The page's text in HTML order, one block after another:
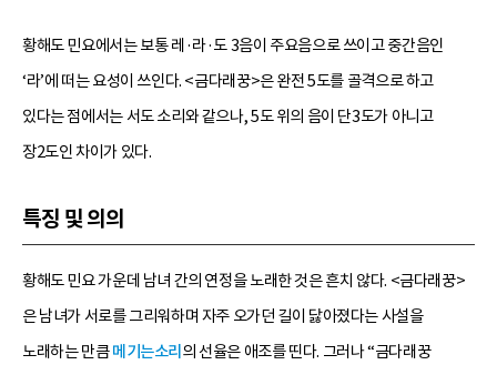
황해도 민요에서는 보통 레·라·도 3음이 주요음으로 쓰이고 중간음인
‘라’에 떠는 요성이 쓰인다. <금다래꿍>은 완전 5도를 골격으로 하고
있다는 점에서는 서도 소리와 같으나, 5도 위의 음이 단3도가 아니고
장2도인 차이가 있다.
특징 및 의의
황해도 민요 가운데 남녀 간의 연정을 노래한 것은 흔치 않다. <금다래꿍>
은 남녀가 서로를 그리워하며 자주 오가던 길이 닳아졌다는 사설을
노래하는 만큼메기는소리 의 선율은 애조를 띤다. 그러나 “금다래꿍